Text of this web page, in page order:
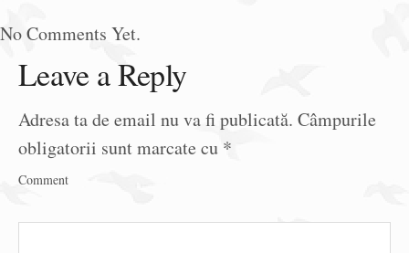
No Comments Yet.
Leave a Reply
Adresa ta de email nu va fi publicată. Câmpurile
obligatorii sunt marcate cu *
Comment